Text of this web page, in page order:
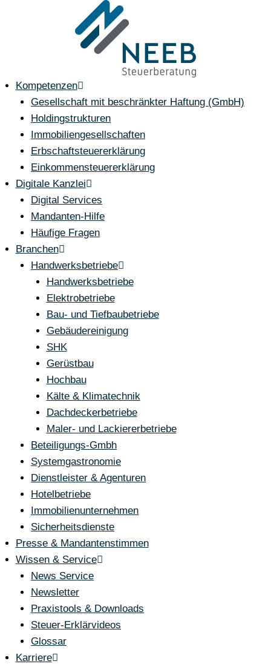
Kompetenzen
Gesellschaft mit beschränkter Haftung (GmbH)
Holdingstrukturen
Immobiliengesellschaften
Erbschaftsteuererklärung
Einkommensteuererklärung
Digitale Kanzlei
Digital Services
Mandanten-Hilfe
Häufige Fragen
Branchen
Handwerksbetriebe
Handwerksbetriebe
Elektrobetriebe
Bau- und Tiefbaubetriebe
Gebäudereinigung
SHK
Gerüstbau
Hochbau
Kälte & Klimatechnik
Dachdeckerbetriebe
Maler- und Lackiererbetriebe
Beteiligungs-Gmbh
Systemgastronomie
Dienstleister & Agenturen
Hotelbetriebe
Immobilienunternehmen
Sicherheitsdienste
Presse & Mandantenstimmen
Wissen & Service
News Service
Newsletter
Praxistools & Downloads
Steuer-Erklärvideos
Glossar
Karriere